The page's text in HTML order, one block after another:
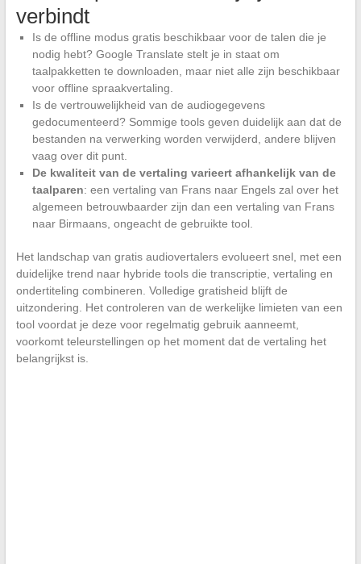
verbindt
Is de offline modus gratis beschikbaar voor de talen die je
nodig hebt? Google Translate stelt je in staat om
taalpakketten te downloaden, maar niet alle zijn beschikbaar
voor offline spraakvertaling.
Is de vertrouwelijkheid van de audiogegevens
gedocumenteerd? Sommige tools geven duidelijk aan dat de
bestanden na verwerking worden verwijderd, andere blijven
vaag over dit punt.
De kwaliteit van de vertaling varieert afhankelijk van de
taalparen: een vertaling van Frans naar Engels zal over het
algemeen betrouwbaarder zijn dan een vertaling van Frans
naar Birmaans, ongeacht de gebruikte tool.
Het landschap van gratis audiovertalers evolueert snel, met een
duidelijke trend naar hybride tools die transcriptie, vertaling en
ondertiteling combineren. Volledige gratisheid blijft de
uitzondering. Het controleren van de werkelijke limieten van een
tool voordat je deze voor regelmatig gebruik aanneemt,
voorkomt teleurstellingen op het moment dat de vertaling het
belangrijkst is.